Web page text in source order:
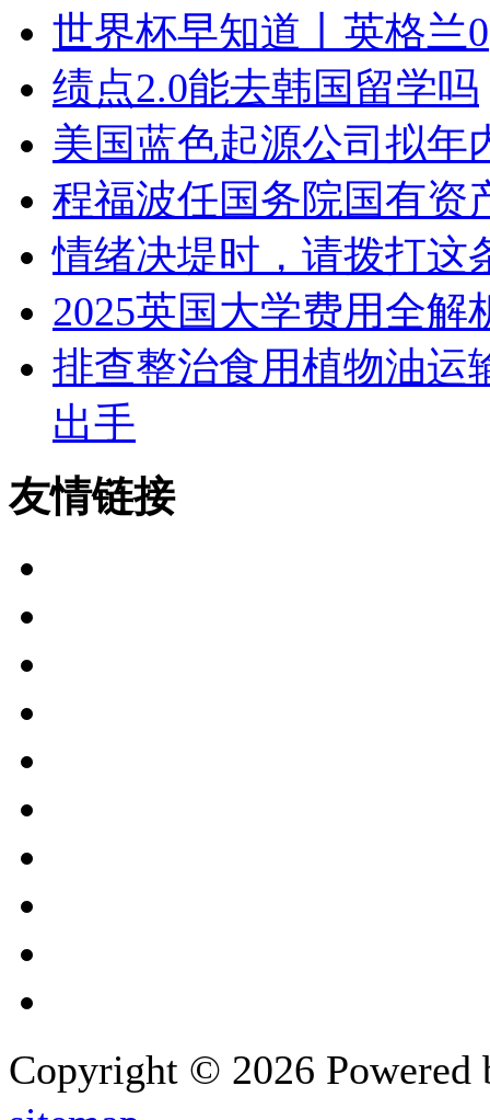
世界杯早知道丨英格兰0
绩点2.0能去韩国留学吗
美国蓝色起源公司拟年
程福波任国务院国有资
情绪决堤时，请拨打这
2025英国大学费用全解
排查整治食用植物油运
出手
友情链接
Copyright © 2026